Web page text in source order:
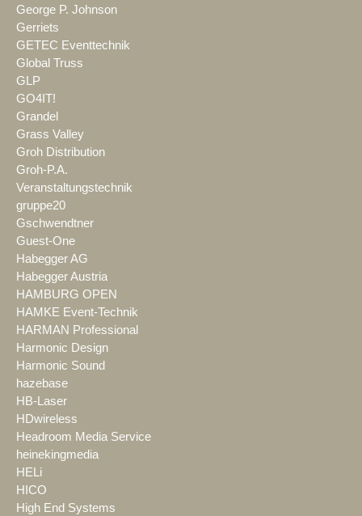
George P. Johnson
Gerriets
GETEC Eventtechnik
Global Truss
GLP
GO4IT!
Grandel
Grass Valley
Groh Distribution
Groh-P.A.
Veranstaltungstechnik
gruppe20
Gschwendtner
Guest-One
Habegger AG
Habegger Austria
HAMBURG OPEN
HAMKE Event-Technik
HARMAN Professional
Harmonic Design
Harmonic Sound
hazebase
HB-Laser
HDwireless
Headroom Media Service
heinekingmedia
HELi
HICO
High End Systems